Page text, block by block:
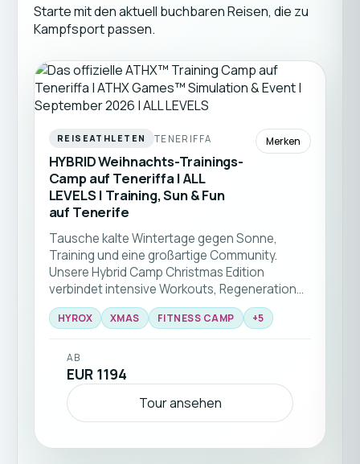
Starte mit den aktuell buchbaren Reisen, die zu
Kampfsport passen.
REISEATHLETEN TENERIFFA
HYBRID Weihnachts-Trainings-
Camp auf Teneriffa | ALL
LEVELS | Training, Sun & Fun
auf Tenerife
Merken
Tausche kalte Wintertage gegen Sonne,
Training und eine großartige Community.
Unsere Hybrid Camp Christmas Edition
verbindet intensive Workouts, Regeneration
und unvergessliche Erlebnisse in einer der
schönsten Winterdestinationen Europas 🎄☀️
HYROX XMAS FITNESS CAMP +5
AB
EUR 1194
Tour ansehen